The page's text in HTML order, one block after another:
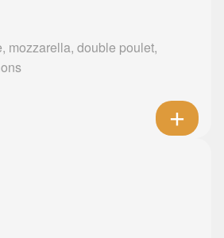
mozzarella, double poulet,